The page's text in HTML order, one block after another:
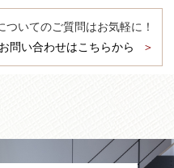
ついてのご質問はお気軽に！
お問い合わせはこちらから